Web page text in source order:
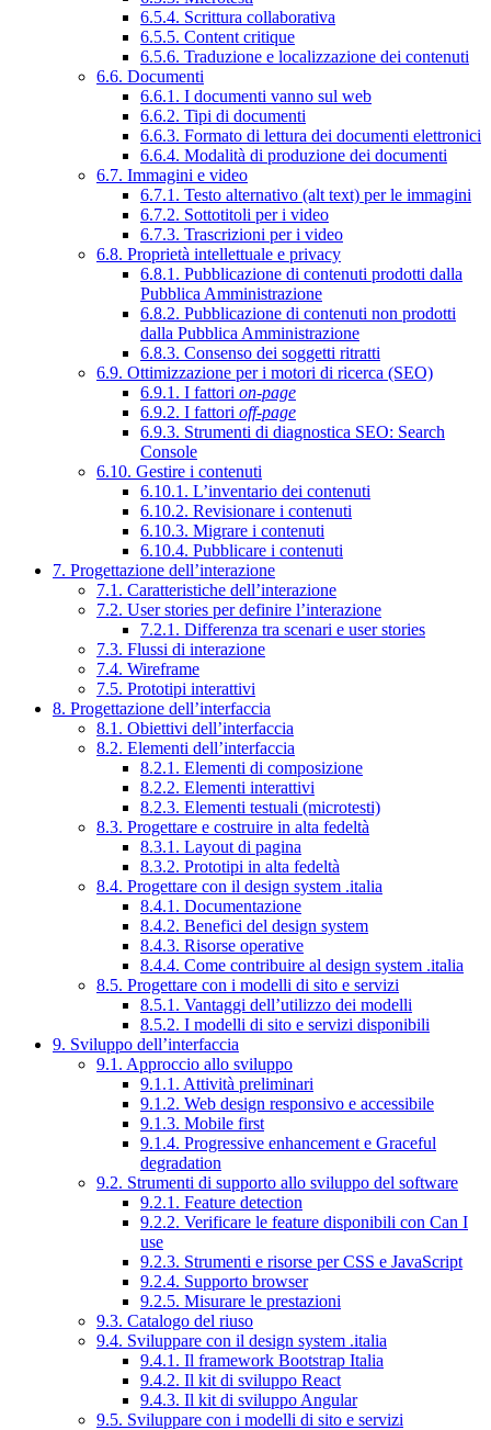
6.5.4. Scrittura collaborativa
6.5.5. Content critique
6.5.6. Traduzione e localizzazione dei contenuti
6.6. Documenti
6.6.1. I documenti vanno sul web
6.6.2. Tipi di documenti
6.6.3. Formato di lettura dei documenti elettronici
6.6.4. Modalità di produzione dei documenti
6.7. Immagini e video
6.7.1. Testo alternativo (alt text) per le immagini
6.7.2. Sottotitoli per i video
6.7.3. Trascrizioni per i video
6.8. Proprietà intellettuale e privacy
6.8.1. Pubblicazione di contenuti prodotti dalla
Pubblica Amministrazione
6.8.2. Pubblicazione di contenuti non prodotti
dalla Pubblica Amministrazione
6.8.3. Consenso dei soggetti ritratti
6.9. Ottimizzazione per i motori di ricerca (SEO)
6.9.1. I fattori on-page
6.9.2. I fattori off-page
6.9.3. Strumenti di diagnostica SEO: Search
Console
6.10. Gestire i contenuti
6.10.1. L’inventario dei contenuti
6.10.2. Revisionare i contenuti
6.10.3. Migrare i contenuti
6.10.4. Pubblicare i contenuti
7. Progettazione dell’interazione
7.1. Caratteristiche dell’interazione
7.2. User stories per definire l’interazione
7.2.1. Differenza tra scenari e user stories
7.3. Flussi di interazione
7.4. Wireframe
7.5. Prototipi interattivi
8. Progettazione dell’interfaccia
8.1. Obiettivi dell’interfaccia
8.2. Elementi dell’interfaccia
8.2.1. Elementi di composizione
8.2.2. Elementi interattivi
8.2.3. Elementi testuali (microtesti)
8.3. Progettare e costruire in alta fedeltà
8.3.1. Layout di pagina
8.3.2. Prototipi in alta fedeltà
8.4. Progettare con il design system .italia
8.4.1. Documentazione
8.4.2. Benefici del design system
8.4.3. Risorse operative
8.4.4. Come contribuire al design system .italia
8.5. Progettare con i modelli di sito e servizi
8.5.1. Vantaggi dell’utilizzo dei modelli
8.5.2. I modelli di sito e servizi disponibili
9. Sviluppo dell’interfaccia
9.1. Approccio allo sviluppo
9.1.1. Attività preliminari
9.1.2. Web design responsivo e accessibile
9.1.3. Mobile first
9.1.4. Progressive enhancement e Graceful
degradation
9.2. Strumenti di supporto allo sviluppo del software
9.2.1. Feature detection
9.2.2. Verificare le feature disponibili con Can I
use
9.2.3. Strumenti e risorse per CSS e JavaScript
9.2.4. Supporto browser
9.2.5. Misurare le prestazioni
9.3. Catalogo del riuso
9.4. Sviluppare con il design system .italia
9.4.1. Il framework Bootstrap Italia
9.4.2. Il kit di sviluppo React
9.4.3. Il kit di sviluppo Angular
9.5. Sviluppare con i modelli di sito e servizi